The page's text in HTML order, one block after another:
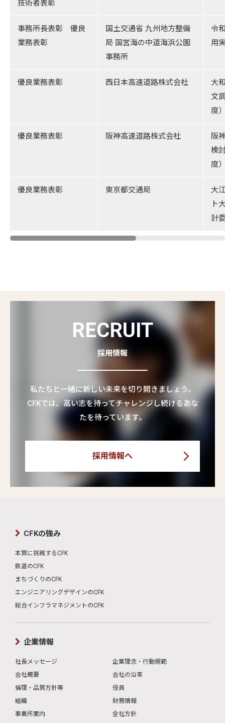
技術者表彰
事務所長表彰 優良
業務表彰
国土交通省 九州地方整備
局 国営海の中道海浜公園
事務所
令
用
優良業務表彰 西日本高速道路株式会社
大
文
度
優良業務表彰 阪神高速道路株式会社
阪
検
度
優良業務表彰 東京都交通局
大
ト
計
RECRUIT
採用情報
私たちと一緒に新しい未来を切り開きましょう。
CFKでは、高い志を持ってチャレンジし続けるあな
たを待っています。
採用情報へ
CFKの強み
本質に挑戦するCFK
鉄道のCFK
まちづくりのCFK
エンジニアリングデザインのCFK
総合インフラマネジメントのCFK
企業情報
社長メッセージ
企業理念・行動規範
会社概要
会社の沿革
倫理・品質方針等
役員
組織
財務情報
事業所案内
全社方針